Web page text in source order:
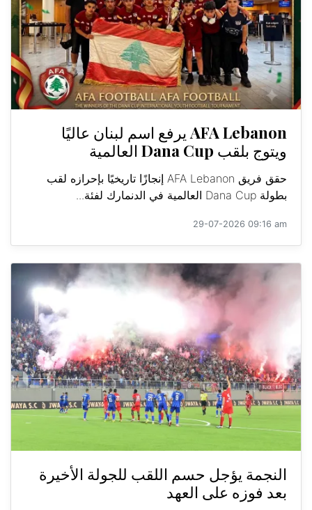
AFA Lebanon يرفع اسم لبنان عاليًا
ويتوج بلقب Dana Cup العالمية
حقق فريق AFA Lebanon إنجازًا تاريخيًا بإحرازه لقب
بطولة Dana Cup العالمية في الدنمارك لفئة...
29-07-2026 09:16 am
النجمة يؤجل حسم اللقب للجولة الأخيرة
بعد فوزه على العهد